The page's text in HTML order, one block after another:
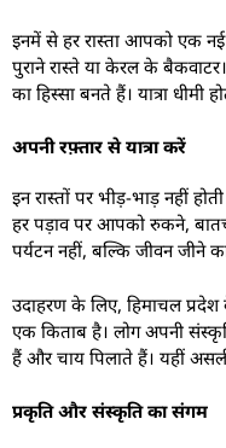
इनमें से हर रास्ता आपको एक
पुराने रास्ते या केरल के
का हिस्सा बनते हैं। यात्रा धीमी
अपनी रफ़्तार से यात्रा करें
इन रास्तों पर भीड़-भाड़ नहीं
हर पड़ाव पर आपको रुकने,
पर्यटन नहीं, बल्कि जीवन जीने
उदाहरण के लिए, हिमाचल प्रदेश
एक किताब है। लोग अपनी
हैं और चाय पिलाते हैं। यहीं
प्रकृति और संस्कृति का संगम